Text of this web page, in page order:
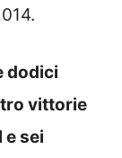
dodici
vittorie
sei